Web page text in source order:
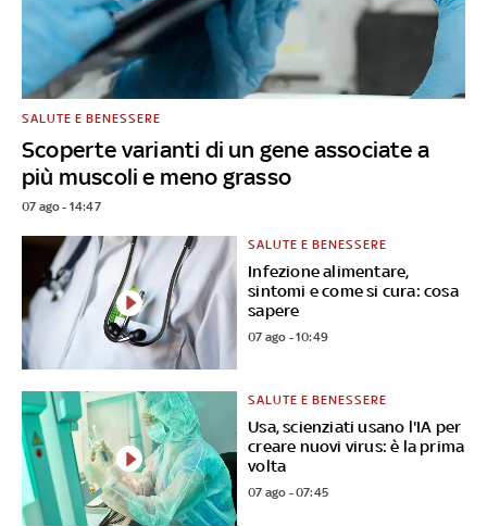
Scoperte varianti di un gene associate a
più muscoli e meno grasso
SALUTE E BENESSERE
07 ago - 14:47
Infezione alimentare,
sintomi e come si cura: cosa
sapere
SALUTE E BENESSERE
07 ago - 10:49
Usa, scienziati usano l'IA per
creare nuovi virus: è la prima
volta
SALUTE E BENESSERE
07 ago - 07:45